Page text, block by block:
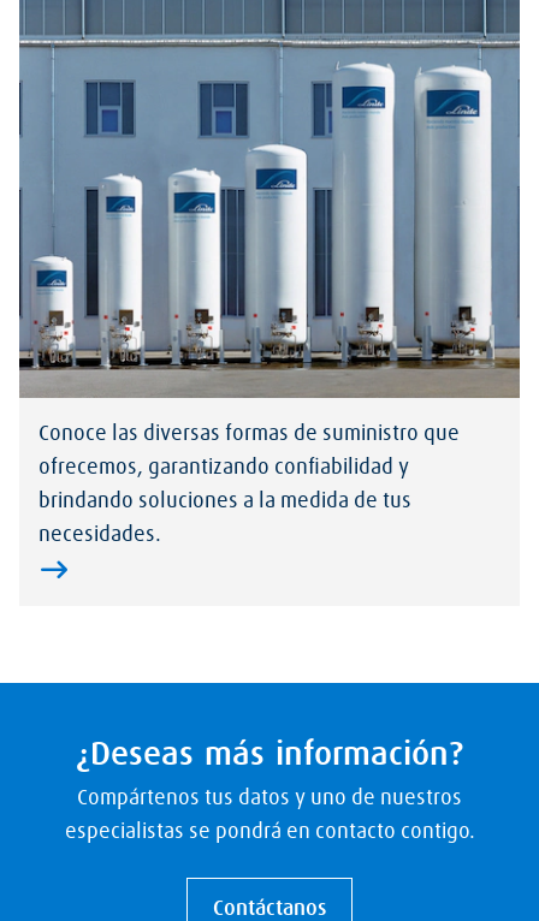
Conoce las diversas formas de suministro que
ofrecemos, garantizando confiabilidad y
brindando soluciones a la medida de tus
necesidades.
¿Deseas más información?
Compártenos tus datos y uno de nuestros
especialistas se pondrá en contacto contigo.
Contáctanos